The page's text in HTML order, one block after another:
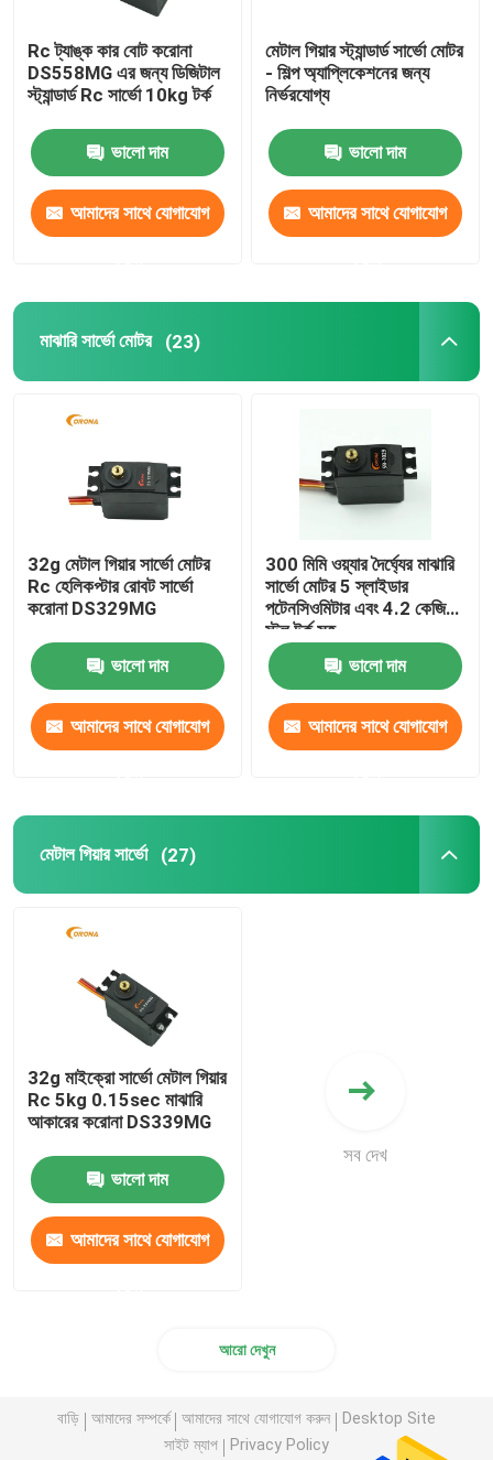
Rc ট্যাঙ্ক কার বোট করোনা
DS558MG এর জন্য ডিজিটাল
স্ট্যান্ডার্ড Rc সার্ভো 10kg টর্ক
ভালো দাম
আমাদের সাথে যোগাযোগ
মেটাল গিয়ার স্ট্যান্ডার্ড সার্ভো মোটর
- শিল্প অ্যাপ্লিকেশনের জন্য
নির্ভরযোগ্য
ভালো দাম
আমাদের সাথে যোগাযোগ
মাঝারি সার্ভো মোটর (23)
32g মেটাল গিয়ার সার্ভো মোটর
Rc হেলিকপ্টার রোবট সার্ভো
করোনা DS329MG
ভালো দাম
আমাদের সাথে যোগাযোগ
300 মিমি ওয়্যার দৈর্ঘ্যের মাঝারি
সার্ভো মোটর 5 স্লাইডার
পটেনসিওমিটার এবং 4.2 কেজি
স্টল টর্ক সহ
ভালো দাম
আমাদের সাথে যোগাযোগ
মেটাল গিয়ার সার্ভো (27)
32g মাইক্রো সার্ভো মেটাল গিয়ার
Rc 5kg 0.15sec মাঝারি
আকারের করোনা DS339MG
ভালো দাম
আমাদের সাথে যোগাযোগ
সব দেখ
আরো দেখুন
বাড়ি আমাদের সম্পর্কে আমাদের সাথে যোগাযোগ করুন
Desktop Site
সাইট ম্যাপ
Privacy Policy